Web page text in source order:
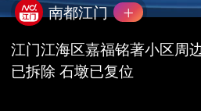
南都江门
江门江海区嘉福铭著小区周
已拆除 石墩已复位